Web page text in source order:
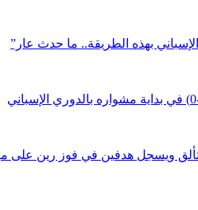
بهذه الطريقة.. ما حدث عار”